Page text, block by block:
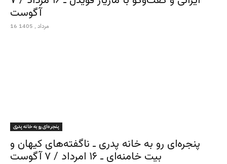
آگوست
16 مرداد , 1405
پنجره‌ای رو به خانه پدری
پنجره‌ای رو به خانه پدری ـ ناگفته‌های کیهان و
بیت خامنه‌ای ـ ۱۶ امرداد / ۷ آگوست